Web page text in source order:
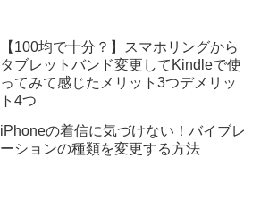
【100均で十分？】スマホリングから
タブレットバンド変更してKindleで使
ってみて感じたメリット3つデメリッ
ト4つ
iPhoneの着信に気づけない！バイブレ
ーションの種類を変更する方法